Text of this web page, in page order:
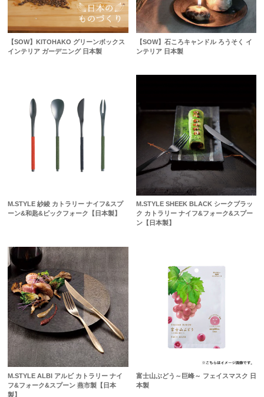
【SOW】KITOHAKO グリーンボックス
インテリア ガーデニング 日本製
【SOW】石ころキャンドル ろうそく イ
ンテリア 日本製
M.STYLE 紗綾 カトラリー ナイフ&スプ
ーン&和匙&ピックフォーク【日本製】
M.STYLE SHEEK BLACK シークブラッ
ク カトラリー ナイフ&フォーク&スプー
ン【日本製】
M.STYLE ALBI アルビ カトラリー ナイ
フ&フォーク&スプーン 燕市製【日本
製】
富士山ぶどう～巨峰～ フェイスマスク 日
本製